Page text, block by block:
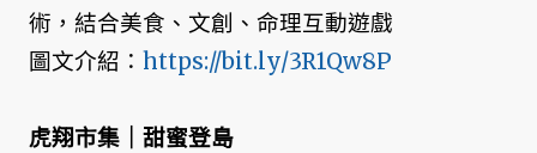
術，結合美食、文創、命理互動遊戲
圖文介紹： https://bit.ly/3R1Qw8P
虎翔市集｜甜蜜登島